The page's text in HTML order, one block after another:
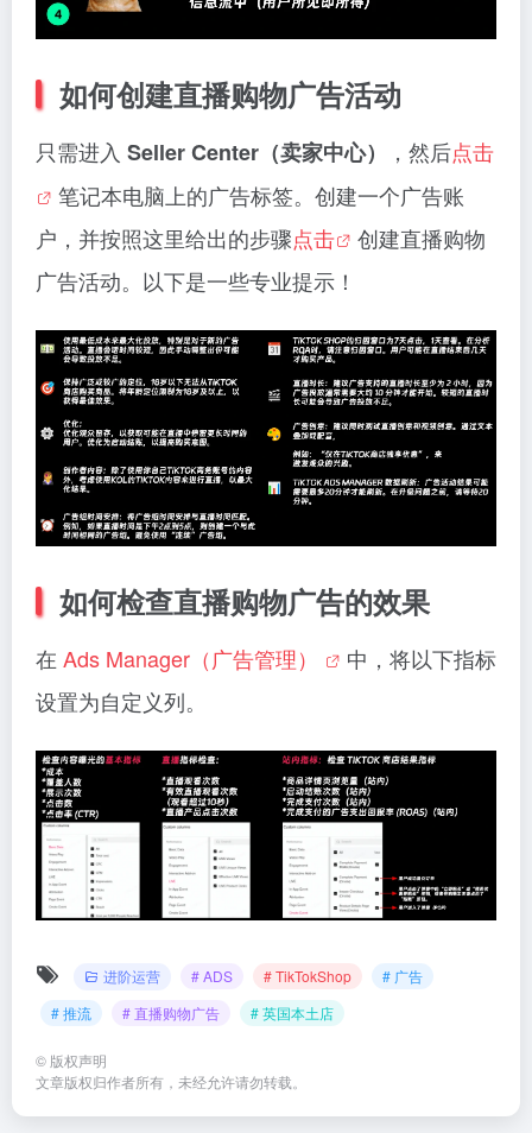
如何创建直播购物广告活动
只需进入 Seller Center（卖家中心） ，然后点击
笔记本电脑上的广告标签。创建一个广告账
户，并按照这里给出的步骤点击
创建直播购物
广告活动。以下是一些专业提示！
如何检查直播购物广告的效果
在 Ads Manager（广告管理）
中，将以下指标
设置为自定义列。
进阶运营 # ADS # TikTokShop
# 广告
# 推流
# 直播购物广告 # 英国本土店
© 版权声明
文章版权归作者所有，未经允许请勿转载。